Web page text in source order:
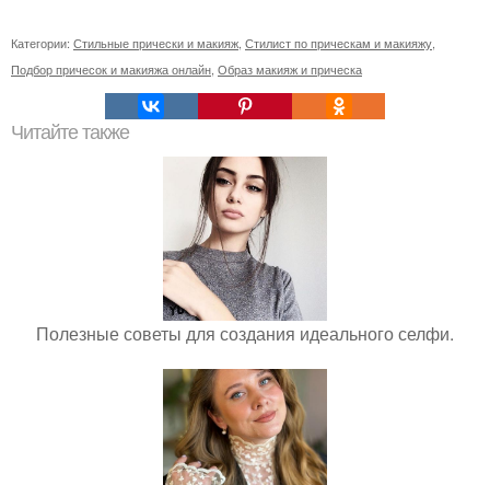
Категории: Стильные прически и макияж Стилист по прическам и макияжу
Подбор причесок и макияжа онлайн Образ макияж и прическа
Читайте также
Полезные советы для создания идеального селфи.